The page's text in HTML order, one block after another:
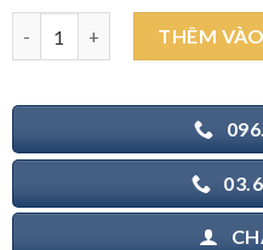
là:
319.000₫.
tại
là:
CAESAR Q8803 - Kệ cốc đánh
THÊM